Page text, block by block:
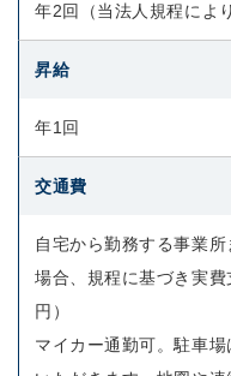
年2回（当法人規程によ
昇給
年1回
交通費
自宅から勤務する事業
場合、規程に基づき実
円）
マイカー通勤可。駐車